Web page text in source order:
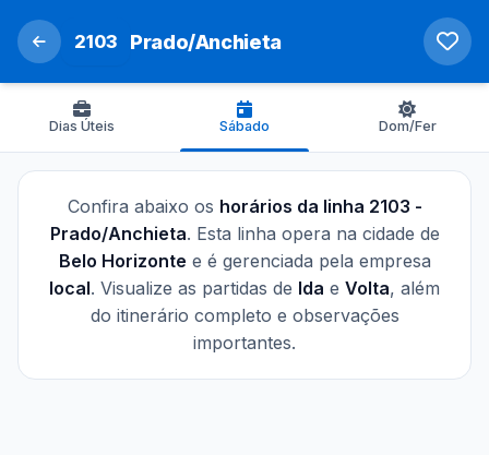
2103 Prado/Anchieta
Dias Úteis Sábado Dom/Fer
Confira abaixo os horários da linha 2103 -
Prado/Anchieta. Esta linha opera na cidade de
Belo Horizonte e é gerenciada pela empresa
local. Visualize as partidas de Ida e Volta, além
do itinerário completo e observações
importantes.